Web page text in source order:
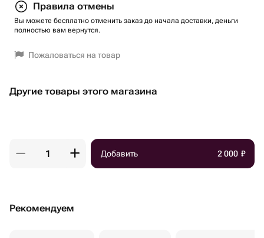
Правила отмены
Вы можете бесплатно отменить заказ до начала доставки, деньги
полностью вам вернутся.
Пожаловаться на товар
Другие товары этого магазина
Добавить 2 000 ₽
Рекомендуем